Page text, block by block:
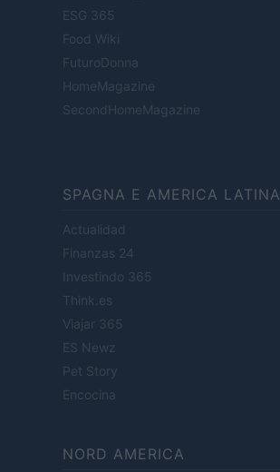
ESG 365
Food Wiki
FuturoDonna
HomeMagazine
SecondHomeMagazine
SPAGNA E AMERICA LATINA
Actualidad
Finanzas 24
Investindo 365
Think.es
Viajar 365
ES Newz
Pet Story
Encocina
NORD AMERICA